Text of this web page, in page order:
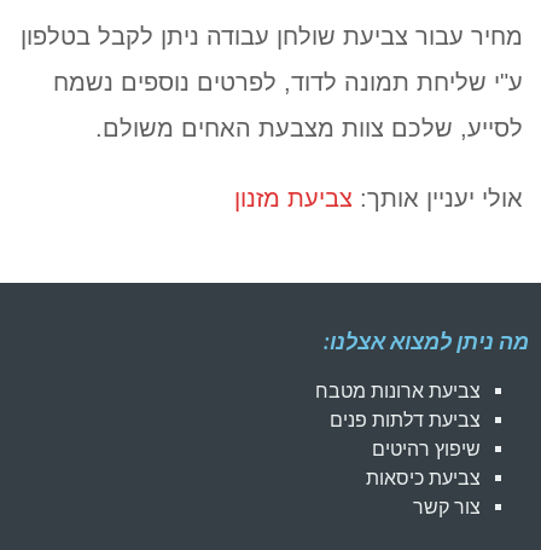
מחיר עבור צביעת שולחן עבודה ניתן לקבל בטלפון
ע"י שליחת תמונה לדוד, לפרטים נוספים נשמח
לסייע, שלכם צוות מצבעת האחים משולם.
אולי יעניין אותך: צביעת מזנון
מה ניתן למצוא אצלנו:
צביעת ארונות מטבח
צביעת דלתות פנים
שיפוץ רהיטים
צביעת כיסאות
צור קשר